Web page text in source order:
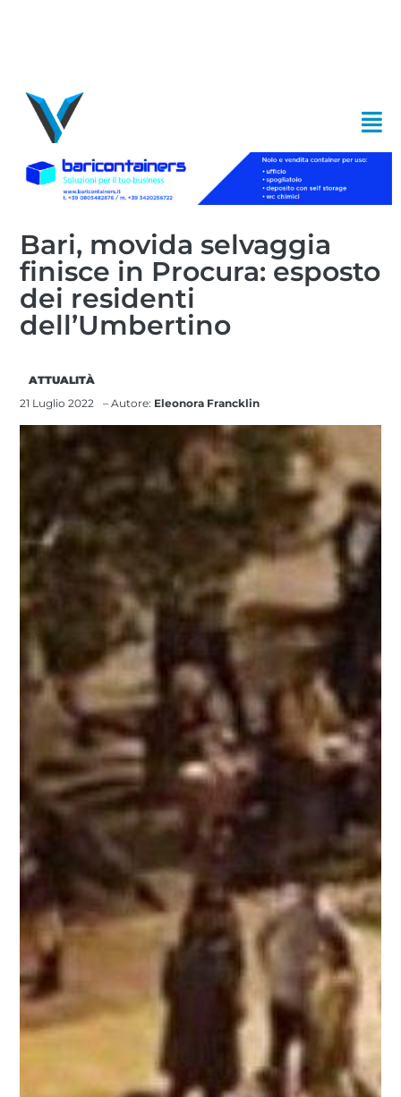
Bari, movida selvaggia
finisce in Procura: esposto
dei residenti
dell’Umbertino
ATTUALITÀ
21 Luglio 2022
– Autore: Eleonora Francklin